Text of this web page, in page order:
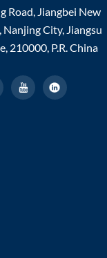
Road, Jiangbei New
City, Jiangsu
210000, P.R. China